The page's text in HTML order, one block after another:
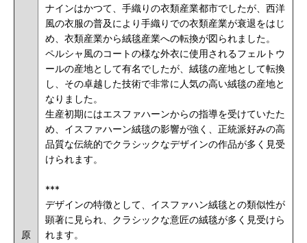
原
ナインはかつて、手織りの衣類産業都市でしたが、西洋
風の衣服の普及により手織りでの衣類産業が衰退をはじ
め、衣類産業から絨毯産業への転換が図られました。
ペルシャ風のコートの様な外衣に使用されるフェルトウ
ールの産地として有名でしたが、絨毯の産地として転換
し、その卓越した技術で非常に人気の高い絨毯の産地と
なりました。
生産初期にはエスファハーンからの指導を受けていたた
め、イスファハーン絨毯の影響が強く、正統派好みの高
品質な伝統的でクラシックなデザインの作品が多く見受
けられます。
***
デザインの特徴として、イスファハン絨毯との類似性が
顕著に見られ、クラシックな意匠の絨毯が多く見受けら
れます。